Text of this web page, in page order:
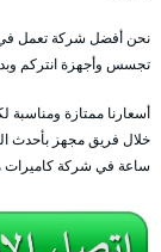
نحن أفضل شركة تعمل في
تجسس وأجهزة انتركم
أسعارنا ممتازة
ساعة في شركة كاميرات